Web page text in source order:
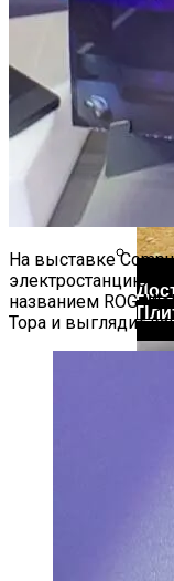
На выставке
электростанцию и
названием ROG
Тора и выглядит